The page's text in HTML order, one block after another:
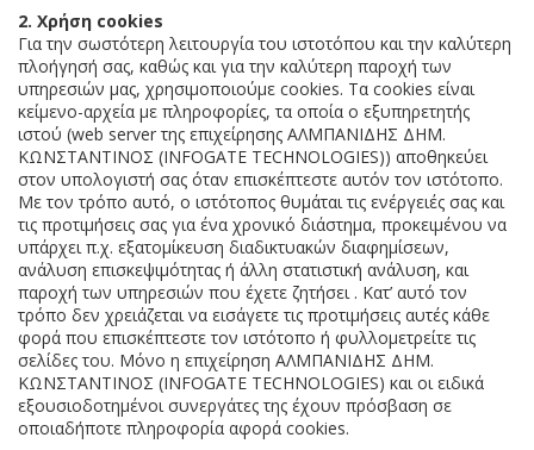
2. Χρήση cookies
Για την σωστότερη λειτουργία του ιστοτόπου και την καλύτερη
πλοήγησή σας, καθώς και για την καλύτερη παροχή των
υπηρεσιών μας, χρησιμοποιούμε cookies. Τα cookies είναι
κείμενο-αρχεία με πληροφορίες, τα οποία ο εξυπηρετητής
ιστού (web server της επιχείρησης ΑΛΜΠΑΝΙΔΗΣ ΔΗΜ.
ΚΩΝΣΤΑΝΤΙΝΟΣ (INFOGATE TECHNOLOGIES)) αποθηκεύει
στον υπολογιστή σας όταν επισκέπτεστε αυτόν τον ιστότοπο.
Με τον τρόπο αυτό, ο ιστότοπος θυμάται τις ενέργειές σας και
τις προτιμήσεις σας για ένα χρονικό διάστημα, προκειμένου να
υπάρχει π.χ. εξατομίκευση διαδικτυακών διαφημίσεων,
ανάλυση επισκεψιμότητας ή άλλη στατιστική ανάλυση, και
παροχή των υπηρεσιών που έχετε ζητήσει . Κατ’ αυτό τον
τρόπο δεν χρειάζεται να εισάγετε τις προτιμήσεις αυτές κάθε
φορά που επισκέπτεστε τον ιστότοπο ή φυλλομετρείτε τις
σελίδες του. Mόνο η επιχείρηση ΑΛΜΠΑΝΙΔΗΣ ΔΗΜ.
ΚΩΝΣΤΑΝΤΙΝΟΣ (INFOGATE TECHNOLOGIES) και οι ειδικά
εξουσιοδοτημένοι συνεργάτες της έχουν πρόσβαση σε
οποιαδήποτε πληροφορία αφορά cookies.